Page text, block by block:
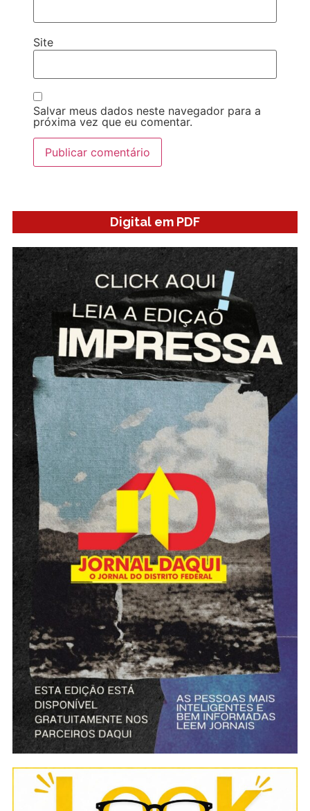
Site
Salvar meus dados neste navegador para a
próxima vez que eu comentar.
Digital em PDF